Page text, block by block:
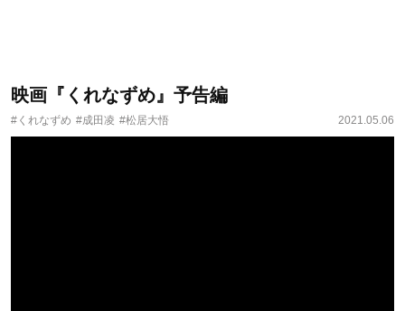
映画『くれなずめ』予告編
#くれなずめ #成田凌 #松居⼤悟 2021.05.06